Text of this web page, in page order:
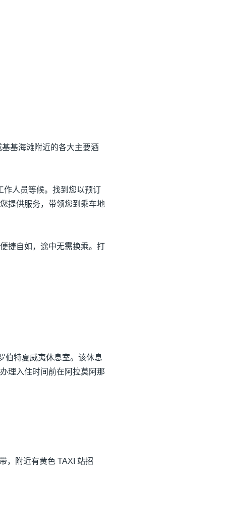
基海滩附近的各大主要酒
作人员等候。找到您以预订
提供服务，带领您到乘车地
捷自如，途中无需换乘。打
伯特夏威夷休息室。该休息
理入住时间前在阿拉莫阿那
，附近有黄色 TAXI 站招